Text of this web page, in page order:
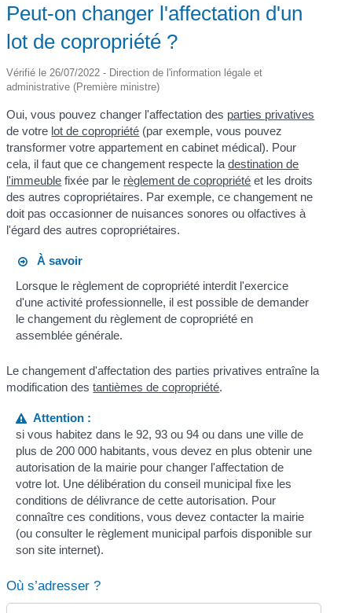
Peut-on changer l'affectation d'un
lot de copropriété ?
Vérifié le 26/07/2022 - Direction de l'information légale et
administrative (Première ministre)
Oui, vous pouvez changer l'affectation des parties privatives
de votre lot de copropriété (par exemple, vous pouvez
transformer votre appartement en cabinet médical). Pour
cela, il faut que ce changement respecte ladestination de
l'immeuble fixée par le règlement de copropriété et les droits
des autres copropriétaires. Par exemple, ce changement ne
doit pas occasionner de nuisances sonores ou olfactives à
l'égard des autres copropriétaires.
À savoir
Lorsque le règlement de copropriété interdit l'exercice
d'une activité professionnelle, il est possible de demander
le changement du règlement de copropriété en
assemblée générale.
Le changement d'affectation des parties privatives entraîne la
modification destantièmes de copropriété.
Attention :
si vous habitez dans le 92, 93 ou 94 ou dans une ville de
plus de 200 000 habitants, vous devez en plus obtenir une
autorisation de la mairie pour changer l'affectation de
votre lot. Une délibération du conseil municipal fixe les
conditions de délivrance de cette autorisation. Pour
connaître ces conditions, vous devez contacter la mairie
(ou consulter le règlement municipal parfois disponible sur
son site internet).
Où s’adresser ?